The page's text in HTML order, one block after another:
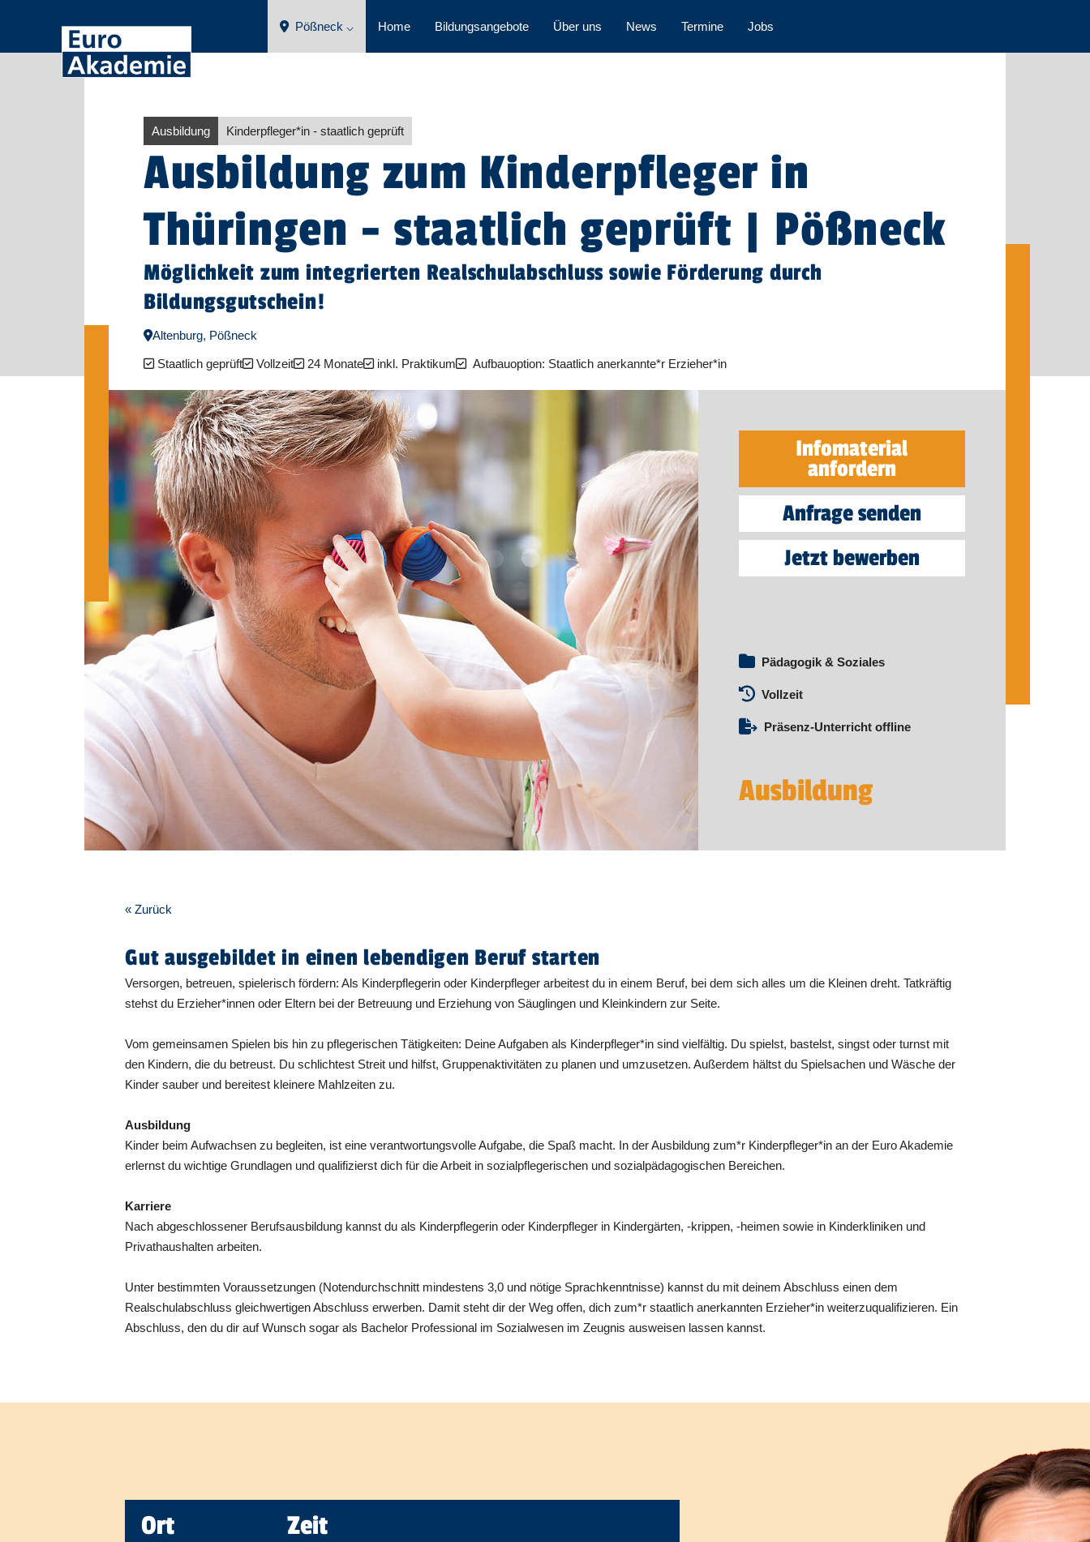
Pößneck ⌵ Home Bildungsangebote Über uns News Termine Jobs
Ausbildung Kinderpfleger​*in- staatlich geprüft
Ausbildung zum Kinderpfleger in
Thüringen - staatlich geprüft | Pößneck
Möglichkeit zum integrierten Realschulabschluss sowie Förderung durch
Bildungsgutschein!
Altenburg, Pößneck
Staatlich geprüft Vollzeit 24 Monate inkl. Praktikum Aufbauoption: Staatlich anerkannte*r Erzieher*in
Infomaterial
anfordern
Anfrage senden
Jetzt bewerben
Pädagogik & Soziales
Vollzeit
Präsenz-Unterricht offline
Ausbildung
« Zurück
Gut ausgebildet in einen lebendigen Beruf starten
Versorgen, betreuen, spielerisch fördern: Als Kinderpflegerin oder Kinderpfleger arbeitest du in einem Beruf, bei dem sich alles um die Kleinen dreht. Tatkräftig
stehst du Erzieher*innen oder Eltern bei der Betreuung und Erziehung von Säuglingen und Kleinkindern zur Seite.
Vom gemeinsamen Spielen bis hin zu pflegerischen Tätigkeiten: Deine Aufgaben als Kinderpfleger*in sind vielfältig. Du spielst, bastelst, singst oder turnst mit
den Kindern, die du betreust. Du schlichtest Streit und hilfst, Gruppenaktivitäten zu planen und umzusetzen. Außerdem hältst du Spielsachen und Wäsche der
Kinder sauber und bereitest kleinere Mahlzeiten zu.
Ausbildung
Kinder beim Aufwachsen zu begleiten, ist eine verantwortungsvolle Aufgabe, die Spaß macht. In der Ausbildung zum*r Kinderpfleger*in an der Euro Akademie
erlernst du wichtige Grundlagen und qualifizierst dich für die Arbeit in sozialpflegerischen und sozialpädagogischen Bereichen.
Karriere
Nach abgeschlossener Berufsausbildung kannst du als Kinderpflegerin oder Kinderpfleger in Kindergärten, -krippen, -heimen sowie in Kinderkliniken und
Privathaushalten arbeiten.
Unter bestimmten Voraussetzungen (Notendurchschnitt mindestens 3,0 und nötige Sprachkenntnisse) kannst du mit deinem Abschluss einen dem
Realschulabschluss gleichwertigen Abschluss erwerben. Damit steht dir der Weg offen, dich zum*r staatlich anerkannten Erzieher*in weiterzuqualifizieren. Ein
Abschluss, den du dir auf Wunsch sogar als Bachelor Professional im Sozialwesen im Zeugnis ausweisen lassen kannst.
Ort Zeit